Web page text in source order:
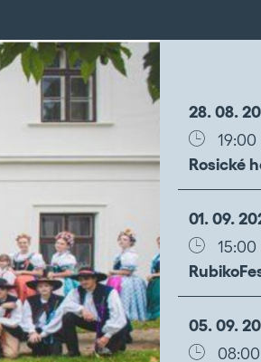
28. 08.
19:00
Rosické
01. 09.
15:00
05. 09.
08:00